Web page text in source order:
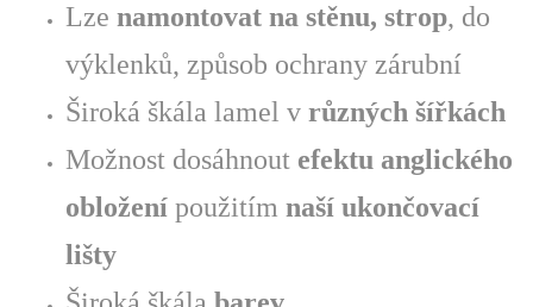
Lze namontovat na stěnu, strop, do
výklenků, způsob ochrany zárubní
Široká škála lamel v různých šířkách
Možnost dosáhnout efektu anglického
obložení použitím naší ukončovací
lišty